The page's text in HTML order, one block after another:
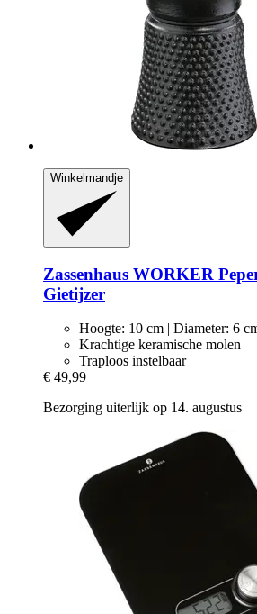
Winkelmandje
Zassenhaus WORKER
Gietijzer
Hoogte: 10 cm | Diameter: 6
Krachtige keramische molen
Traploos instelbaar
€ 49,99
Bezorging uiterlijk op 14. augustus